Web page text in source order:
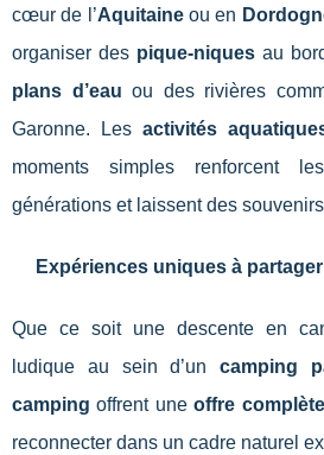
cœur de l’Aquitaineou en
organiser des pique-niques au
plans d’eau ou des rivières
Garonne. Les activités
moments simples renforcent
générations et laissent des
Expériences uniques à
Que ce soit une descente en
ludique au sein d’uncamping
camping offrent uneoffre complète
reconnecter dans un cadre naturel